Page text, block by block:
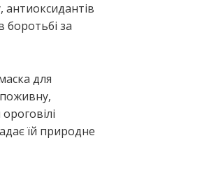
антиоксидантів
боротьбі за
для
їй природне